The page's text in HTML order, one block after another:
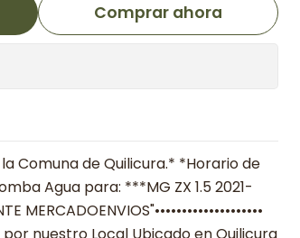
Comprar ahora
Comuna de Quilicura.* *Horario de
Agua para: ***MG ZX 1.5 2021-
MERCADOENVIOS"••••••••••••••••••••